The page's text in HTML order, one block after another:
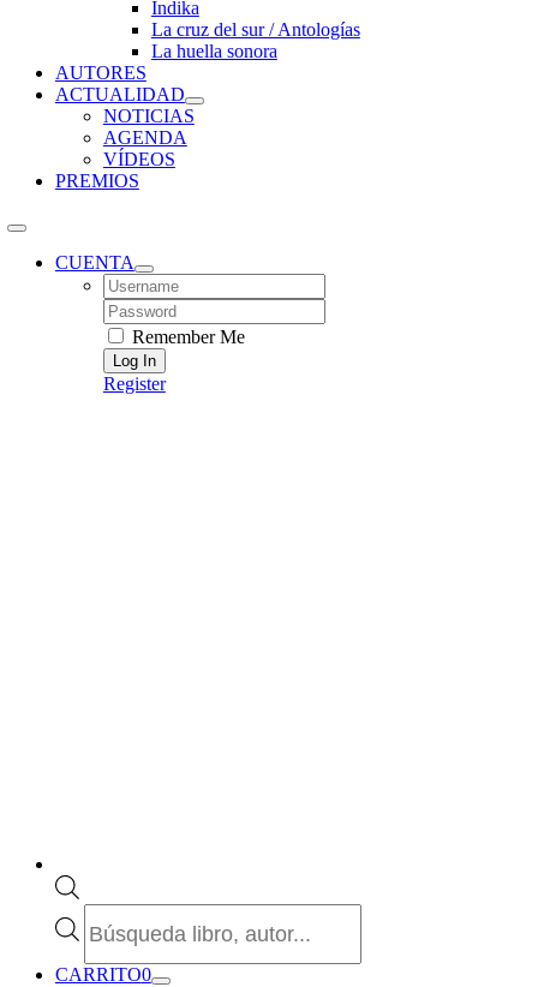
Índika
La cruz del sur / Antologías
La huella sonora
AUTORES
ACTUALIDAD
NOTICIAS
AGENDA
VÍDEOS
PREMIOS
CUENTA
Username:
Password:
Remember Me
Register
de
CARRITO0